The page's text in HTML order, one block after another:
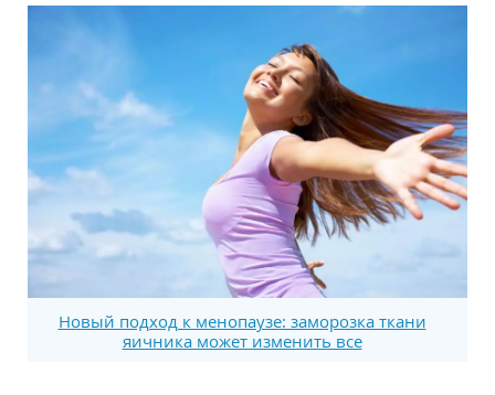
Новый подход к менопаузе: заморозка ткани
яичника может изменить все